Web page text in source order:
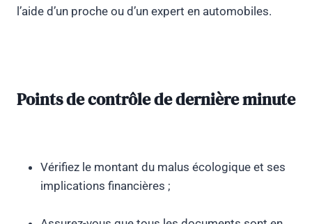
l’aide d’un proche ou d’un expert en automobiles.
Points de contrôle de dernière minute
Vérifiez le montant du malus écologique et ses
implications financières ;